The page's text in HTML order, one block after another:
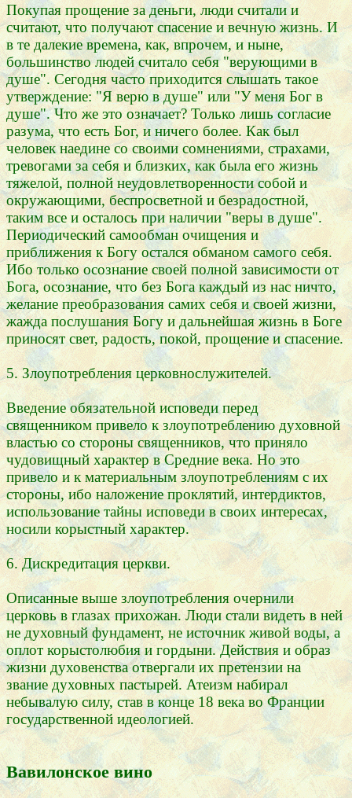
Покупая прощение за деньги, люди считали и
считают, что получают спасение и вечную жизнь. И
в те далекие времена, как, впрочем, и ныне,
большинство людей считало себя "верующими в
душе". Сегодня часто приходится слышать такое
утверждение: "Я верю в душе" или "У меня Бог в
душе". Что же это означает? Только лишь согласие
разума, что есть Бог, и ничего более. Как был
человек наедине со своими сомнениями, страхами,
тревогами за себя и близких, как была его жизнь
тяжелой, полной неудовлетворенности собой и
окружающими, беспросветной и безрадостной,
таким все и осталось при наличии "веры в душе".
Периодический самообман очищения и
приближения к Богу остался обманом самого себя.
Ибо только осознание своей полной зависимости от
Бога, осознание, что без Бога каждый из нас ничто,
желание преобразования самих себя и своей жизни,
жажда послушания Богу и дальнейшая жизнь в Боге
приносят свет, радость, покой, прощение и спасение.
5. Злоупотребления церковнослужителей.
Введение обязательной исповеди перед
священником привело к злоупотреблению духовной
властью со стороны священников, что приняло
чудовищный характер в Средние века. Но это
привело и к материальным злоупотреблениям с их
стороны, ибо наложение проклятий, интердиктов,
использование тайны исповеди в своих интересах,
носили корыстный характер.
6. Дискредитация церкви.
Описанные выше злоупотребления очернили
церковь в глазах прихожан. Люди стали видеть в ней
не духовный фундамент, не источник живой воды, а
оплот корыстолюбия и гордыни. Действия и образ
жизни духовенства отвергали их претензии на
звание духовных пастырей. Атеизм набирал
небывалую силу, став в конце 18 века во Франции
государственной идеологией.
Вавилонское вино